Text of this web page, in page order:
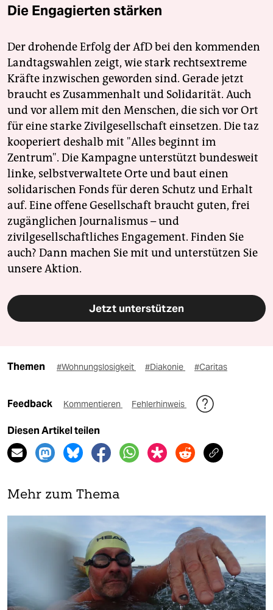
Die Engagierten stärken
Der drohende Erfolg der AfD bei den kommenden
Landtagswahlen zeigt, wie stark rechtsextreme
Kräfte inzwischen geworden sind. Gerade jetzt
braucht es Zusammenhalt und Solidarität. Auch
und vor allem mit den Menschen, die sich vor Ort
für eine starke Zivilgesellschaft einsetzen. Die taz
kooperiert deshalb mit "Alles beginnt im
Zentrum". Die Kampagne unterstützt bundesweit
linke, selbstverwaltete Orte und baut einen
solidarischen Fonds für deren Schutz und Erhalt
auf. Eine offene Gesellschaft braucht guten, frei
zugänglichen Journalismus – und
zivilgesellschaftliches Engagement. Finden Sie
auch? Dann machen Sie mit und unterstützen Sie
unsere Aktion.
Jetzt unterstützen
Themen #Wohnungslosigkeit #Diakonie #Caritas
Feedback Kommentieren Fehlerhinweis
Diesen Artikel teilen
Mehr zum Thema